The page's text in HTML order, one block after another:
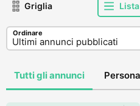
Griglia Lista
Ordinare
Tutti gli annunci